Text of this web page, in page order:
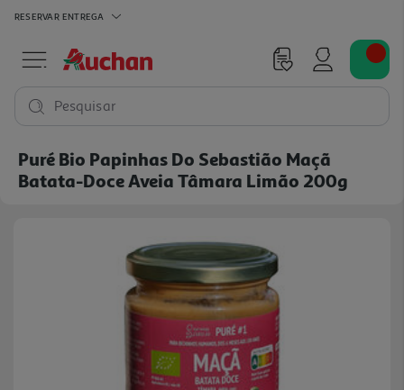
RESERVAR ENTREGA
Pesquisar
Puré Bio Papinhas Do Sebastião Maçã
Batata-Doce Aveia Tâmara Limão 200g